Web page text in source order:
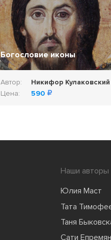
Богословие иконы
Автор:
Никифор Кулаковский
Цена:
590
Наши авторы
Юлия Маст
Тата
Таня
Сати Епремян